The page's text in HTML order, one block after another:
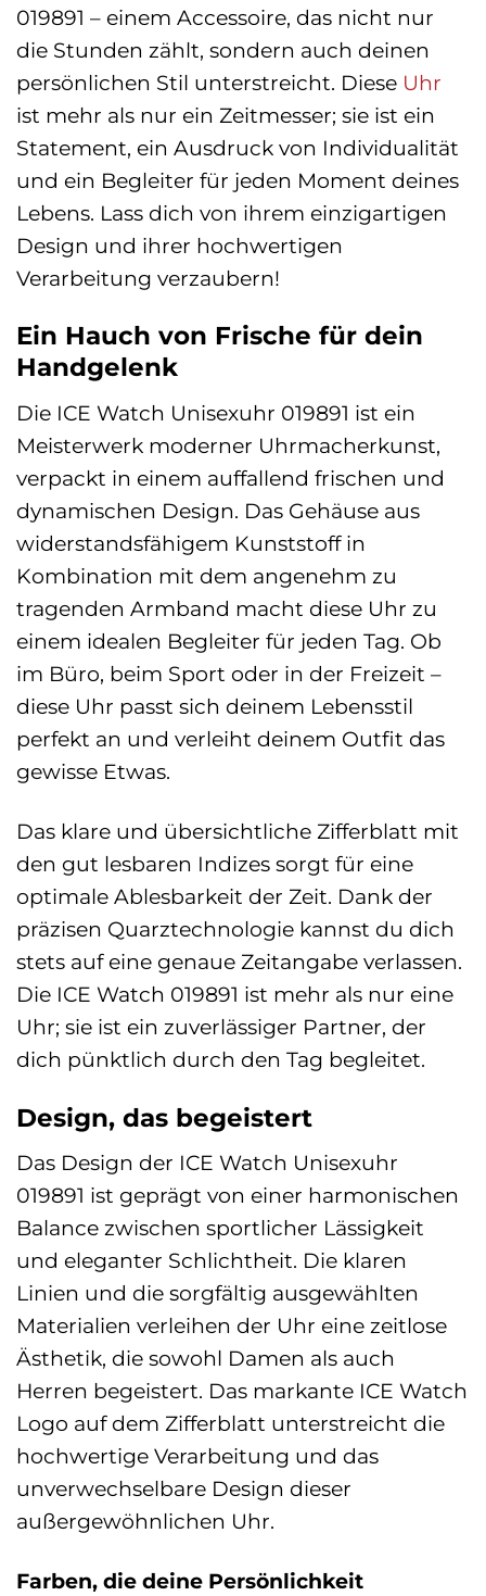
019891 – einem Accessoire, das nicht nur
die Stunden zählt, sondern auch deinen
persönlichen Stil unterstreicht. Diese Uhr
ist mehr als nur ein Zeitmesser; sie ist ein
Statement, ein Ausdruck von Individualität
und ein Begleiter für jeden Moment deines
Lebens. Lass dich von ihrem einzigartigen
Design und ihrer hochwertigen
Verarbeitung verzaubern!
Ein Hauch von Frische für dein
Handgelenk
Die ICE Watch Unisexuhr 019891 ist ein
Meisterwerk moderner Uhrmacherkunst,
verpackt in einem auffallend frischen und
dynamischen Design. Das Gehäuse aus
widerstandsfähigem Kunststoff in
Kombination mit dem angenehm zu
tragenden Armband macht diese Uhr zu
einem idealen Begleiter für jeden Tag. Ob
im Büro, beim Sport oder in der Freizeit –
diese Uhr passt sich deinem Lebensstil
perfekt an und verleiht deinem Outfit das
gewisse Etwas.
Das klare und übersichtliche Zifferblatt mit
den gut lesbaren Indizes sorgt für eine
optimale Ablesbarkeit der Zeit. Dank der
präzisen Quarztechnologie kannst du dich
stets auf eine genaue Zeitangabe verlassen.
Die ICE Watch 019891 ist mehr als nur eine
Uhr; sie ist ein zuverlässiger Partner, der
dich pünktlich durch den Tag begleitet.
Design, das begeistert
Das Design der ICE Watch Unisexuhr
019891 ist geprägt von einer harmonischen
Balance zwischen sportlicher Lässigkeit
und eleganter Schlichtheit. Die klaren
Linien und die sorgfältig ausgewählten
Materialien verleihen der Uhr eine zeitlose
Ästhetik, die sowohl Damen als auch
Herren begeistert. Das markante ICE Watch
Logo auf dem Zifferblatt unterstreicht die
hochwertige Verarbeitung und das
unverwechselbare Design dieser
außergewöhnlichen Uhr.
Farben, die deine Persönlichkeit